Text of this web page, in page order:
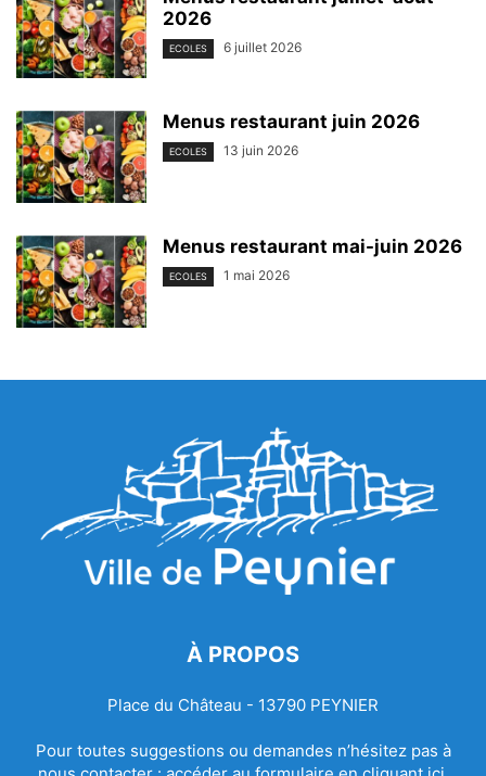
2026
ECOLES 6 juillet 2026
Menus restaurant juin 2026
ECOLES 13 juin 2026
Menus restaurant mai-juin 2026
ECOLES 1 mai 2026
À PROPOS
Place du Château - 13790 PEYNIER
Pour toutes suggestions ou demandes n’hésitez pas à